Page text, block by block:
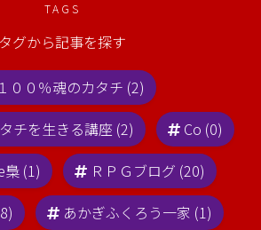
TAGS
タグから記事を探す
１００％魂のカタチ (2)
チを生きる講座 (2)
Co (0)
梟 (1)
ＲＰＧブログ (20)
あかぎふくろう一家 (1)